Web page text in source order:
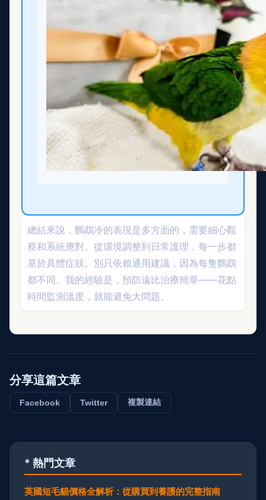
總結來說，鸚鵡冷的表現是多方面的，需要細心觀
察和系統應對。從環境調整到日常護理，每一步都
基於具體症狀。別只依賴通用建議，因為每隻鸚鵡
都不同。我的經驗是，預防遠比治療簡單——花點
時間監測溫度，就能避免大問題。
分享這篇文章
Facebook Twitter 複製連結
* 熱門文章
英國短毛貓價格全解析：從購買到養護的完整指南